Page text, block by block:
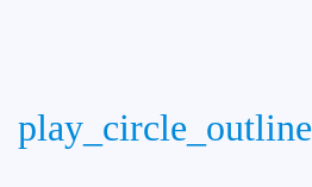
play_circle_outline